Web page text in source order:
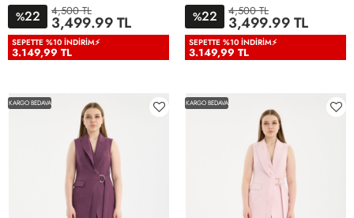
36 38 40 42 44
48
50
%22 4,500 TL
3,499.99 TL
SEPETTE %10 İNDIRIM⚡
3.149,99 TL
36 38 40 42 44
48
50
%22 4,500 TL
3,499.99 TL
SEPETTE %10 İNDIRIM⚡
3.149,99 TL
KARGO BEDAVA KARGO BEDAVA